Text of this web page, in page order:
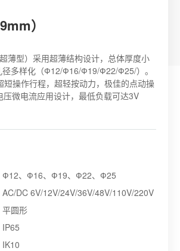
）
薄型）采用超薄结构设计，总体厚度小
径多样化（Ф12/Ф16/Ф19/Ф22/Ф25/）。
短操作行程，超轻按动力，极佳的点动操
压微电流应用设计，最低负载可达3V
Ф12、Ф16、Ф19、Ф22、Ф25
AC/DC 6V/12V/24V/36V/48V/110V/220V
平圆形
IP65
IK10